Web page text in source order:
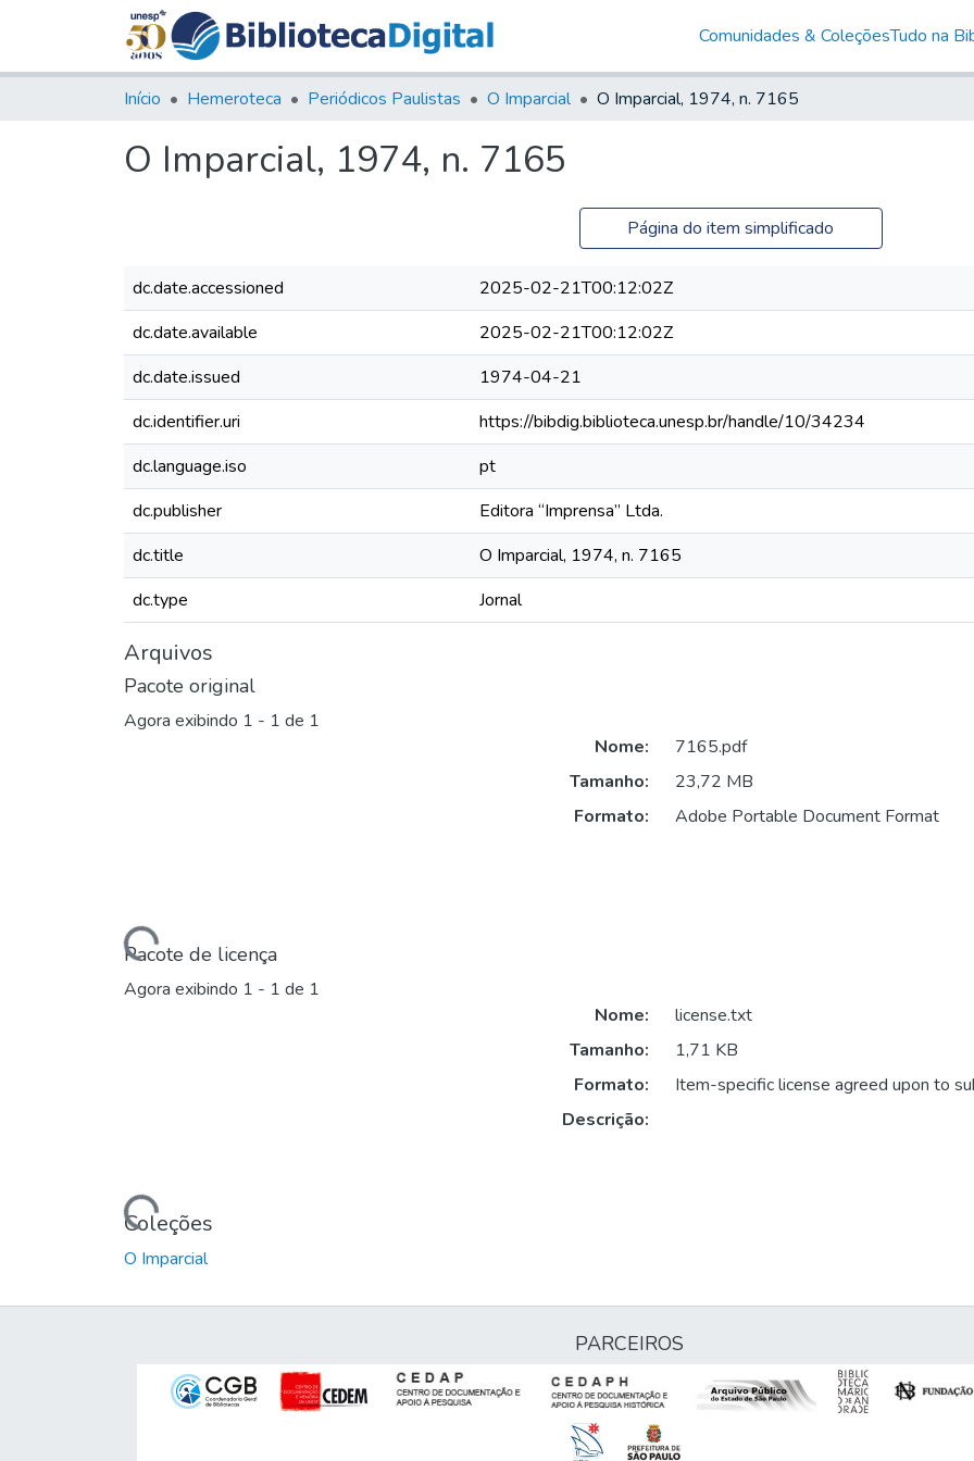
Comunidades & ColeçõesTudo na
Início Hemeroteca Periódicos Paulistas O Imparcial O Imparcial, 1974, n. 7165
O Imparcial, 1974, n. 7165
Página do item simplificado
dc.date.accessioned
2025-02-21T00:12:02Z
dc.date.available
2025-02-21T00:12:02Z
dc.date.issued
1974-04-21
dc.identifier.uri
https://bibdig.biblioteca.unesp.br/handle/10/34234
dc.language.iso
pt
dc.publisher
Editora “Imprensa” Ltda.
dc.title
O Imparcial, 1974, n. 7165
dc.type
Jornal
Arquivos
Pacote original
Agora exibindo 1 - 1 de 1
Carregando...
Nome:
7165.pdf
Tamanho:
23,72 MB
Formato:
Adobe Portable Document Format
Pacote de licença
Agora exibindo 1 - 1 de 1
Carregando...
Nome:
license.txt
Tamanho:
1,71 KB
Formato:
Item-specific license agreed upon to
Descrição:
Coleções
O Imparcial
PARCEIROS